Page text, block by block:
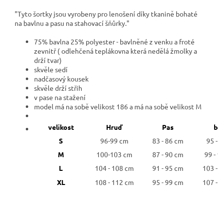
"Tyto šortky jsou vyrobeny pro lenošení díky tkanině bohaté
na bavlnu a pasu na stahovací šňůrky."
75% bavlna 25% polyester - bavlněné z venku a froté
zevnitř ( odlehčená teplákovna která nedělá žmolky a
drží tvar)
skvěle sedí
nadčasový kousek
skvěle drží střih
v pase na stažení
model má na sobě velikost 186 a má na sobě velikost M
velikost Hruď Pas
S
96-99 cm 83 - 86 cm
95
M
100-103 cm 87 - 90 cm
99 -
L
104 - 108 cm 91 - 95 cm
103
XL
108 - 112 cm 95 - 99 cm 107